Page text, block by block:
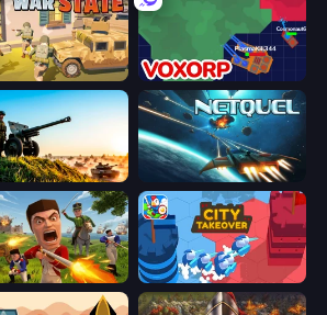
War State IO: Conquer Battles Voxorp
Vs Tanks Netquel
City Takeover